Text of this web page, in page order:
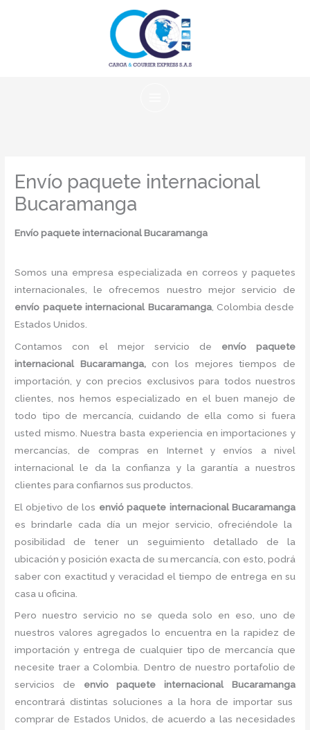
Envío paquete internacional
Bucaramanga
Envío paquete internacional Bucaramanga
Somos una empresa especializada en correos y paquetes
internacionales, le ofrecemos nuestro mejor servicio de
envío paquete internacional Bucaramanga, Colombia desde
Estados Unidos.
Contamos con el mejor servicio de envío paquete
internacional Bucaramanga,con los mejores tiempos de
importación, y con precios exclusivos para todos nuestros
clientes, nos hemos especializado en el buen manejo de
todo tipo de mercancía, cuidando de ella como si fuera
usted mismo. Nuestra basta experiencia en importaciones y
mercancías, de compras en Internet y envíos a nivel
internacional le da la confianza y la garantía a nuestros
clientes para confiarnos sus productos.
El objetivo de los envió paquete internacional Bucaramanga
es brindarle cada día un mejor servicio, ofreciéndole la
posibilidad de tener un seguimiento detallado de la
ubicación y posición exacta de su mercancía, con esto, podrá
saber con exactitud y veracidad el tiempo de entrega en su
casa u oficina.
Pero nuestro servicio no se queda solo en eso, uno de
nuestros valores agregados lo encuentra en la rapidez de
importación y entrega de cualquier tipo de mercancía que
necesite traer a Colombia. Dentro de nuestro portafolio de
servicios de envio paquete internacional Bucaramanga
encontrará distintas soluciones a la hora de importar sus
comprar de Estados Unidos, de acuerdo a las necesidades